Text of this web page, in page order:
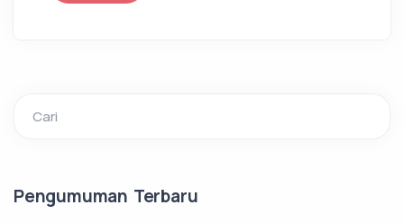
Cari
Pengumuman Terbaru